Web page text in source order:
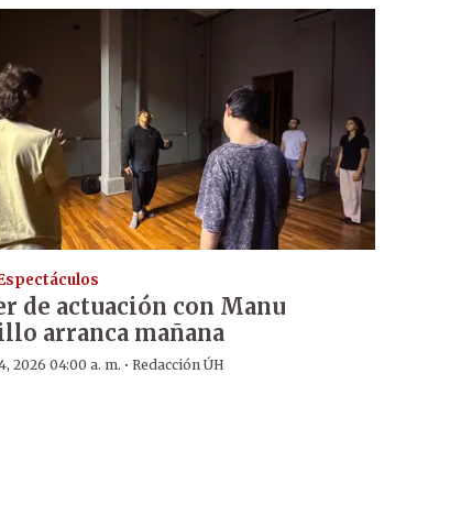
de actuación con Manu
arranca mañana
2026 04:00 a. m. · Redacción ÚH